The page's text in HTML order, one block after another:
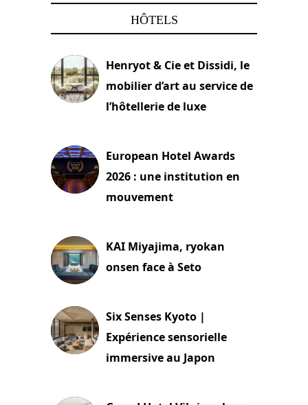
HÔTELS
Henryot & Cie et Dissidi, le
mobilier d’art au service de
l’hôtellerie de luxe
European Hotel Awards
2026 : une institution en
mouvement
KAI Miyajima, ryokan
onsen face à Seto
Six Senses Kyoto |
Expérience sensorielle
immersive au Japon